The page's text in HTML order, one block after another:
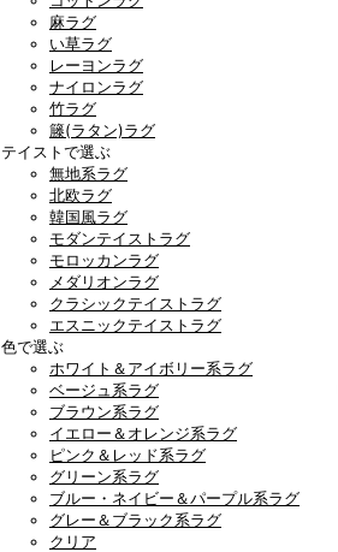
麻ラグ
い草ラグ
レーヨンラグ
ナイロンラグ
竹ラグ
籐(ラタン)ラグ
テイストで選ぶ
無地系ラグ
北欧ラグ
韓国風ラグ
モダンテイストラグ
モロッカンラグ
メダリオンラグ
クラシックテイストラグ
エスニックテイストラグ
色で選ぶ
ホワイト＆アイボリー系ラグ
ベージュ系ラグ
ブラウン系ラグ
イエロー＆オレンジ系ラグ
ピンク＆レッド系ラグ
グリーン系ラグ
ブルー・ネイビー＆パープル系ラグ
グレー＆ブラック系ラグ
クリア